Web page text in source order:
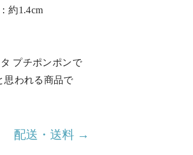
約1.4cm
プチポンポンで
思われる商品で
配送・送料 →